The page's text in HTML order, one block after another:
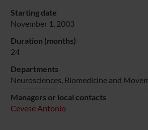
Starting date
November 1, 2003
Duration (months)
24
Departments
Neurosciences, Biomedicine and
Managers or local contacts
Cevese Antonio